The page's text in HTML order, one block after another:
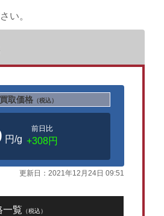
い。
取価格 （税込）
円/g
前日比
+308円
更新日： 2021年12月24日 09:51
一覧 （税込）